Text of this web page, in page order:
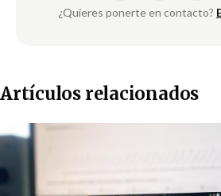
¿Quieres ponerte en contacto?
Artículos relacionados